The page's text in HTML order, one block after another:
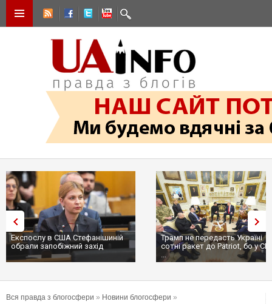
Експослу в США Стефанішиній
обрали запобіжний захід
Трамп не передасть Україні
сотні ракет до Patriot, бо у
...
Вся правда з блогосфери » Новини блогосфери »